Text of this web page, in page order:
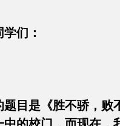
同学们：
目是《胜不骄，败